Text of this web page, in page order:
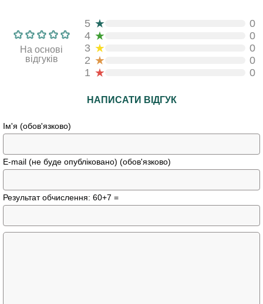
На основі
відгуків
5 ★
0
4 ★
0
3 ★
0
2 ★
0
1 ★ 0
НАПИСАТИ ВІДГУК
Ім'я (обов'язково)
E-mail (не буде опубліковано) (обов'язково)
Результат обчислення: 60+7 =